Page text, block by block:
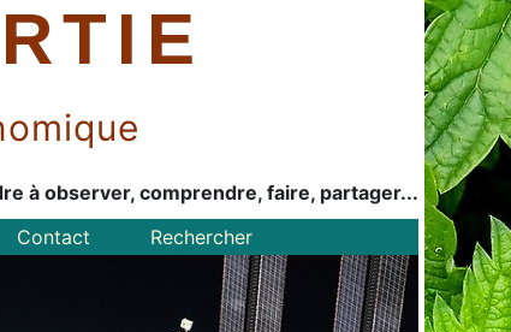
à observer, comprendre, faire, partager...
Contact Rechercher